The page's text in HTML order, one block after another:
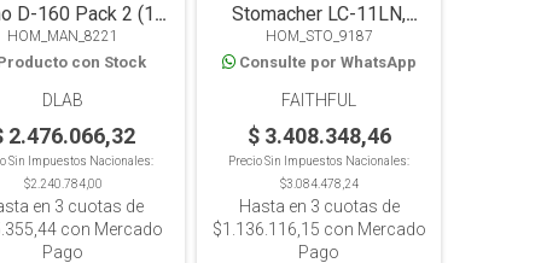
D-160 Pack 2 (1-
250ml)
HOM_MAN_8221
con Stock
DLAB
2.476.066,32
Sin Impuestos Nacionales:
$2.240.784,00
en 3 cuotas de
con Mercado
Pago
Stomacher LC-11LN,
Capacidad 3-400ml
HOM_STO_9187
Consulte por WhatsApp
FAITHFUL
$ 3.408.348,46
Precio Sin Impuestos Nacionales:
$3.084.478,24
Hasta en 3 cuotas de
$1.136.116,15 con Mercado
Pago